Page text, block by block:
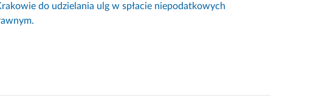
do udzielania ulg w spłacie niepodatkowych